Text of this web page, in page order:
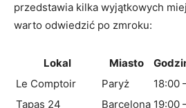
przedstawia kilka wyjątkowych
warto odwiedzić po zmroku:
Lokal Miasto
Le Comptoir
Paryż
18:00
Tapas 24
Barcelona 19:00